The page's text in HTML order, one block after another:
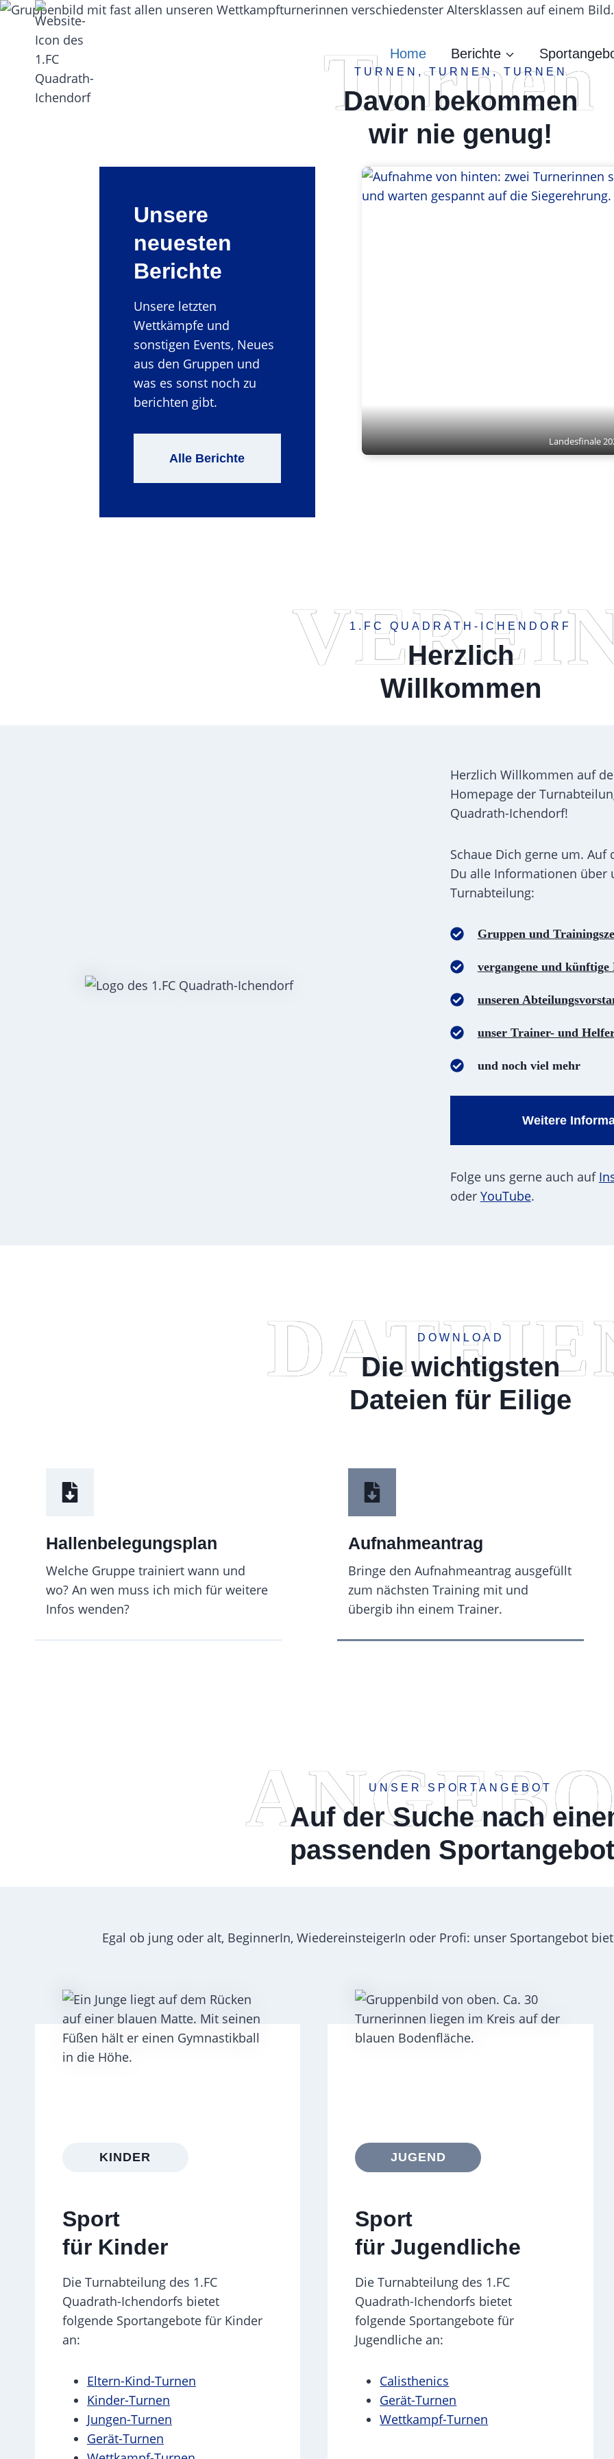
Zum
springen
Home Berichte
Turnen
TURNEN, TURNEN, TURNEN
Davon bekommen
wir nie genug!
Unsere
neuesten
Berichte
Unsere letzten
Wettkämpfe und
sonstigen Events, Neues
aus den Gruppen und
was es sonst noch zu
berichten gibt.
Alle Berichte
Landesfinale
1.FC QUADRATH-ICHENDORF
Herzlich
Willkommen
Herzlich Willkommen auf
Homepage der
Quadrath-Ichendorf!
Schaue Dich gerne um. Auf
Du alle Informationen über
Turnabteilung:
Gruppen und
vergangene und künftige
unseren
unser Trainer- und
und noch viel mehr
Weitere
Folge uns gerne auch auf
oder YouTube.
DOWNLOAD
Die wichtigsten
Dateien für Eilige
Hallenbelegungsplan
Welche Gruppe trainiert wann und
wo? An wen muss ich mich für weitere
Infos wenden?
Aufnahmeantrag
Bringe den Aufnahmeantrag ausgefüllt
zum nächsten Training mit und
übergib ihn einem Trainer.
UNSER SPORTANGEBOT
Auf der Suche nach
passenden
Egal ob jung oder alt, BeginnerIn, WiedereinsteigerIn oder Profi: unser Sportangebot
KINDER
Sport
für Kinder
Die Turnabteilung des 1.FC
Quadrath-Ichendorfs bietet
folgende Sportangebote für Kinder
an:
Eltern-Kind-Turnen
Kinder-Turnen
Jungen-Turnen
Gerät-Turnen
JUGEND
Sport
für Jugendliche
Die Turnabteilung des 1.FC
Quadrath-Ichendorfs bietet
folgende Sportangebote für
Jugendliche an:
Calisthenics
Gerät-Turnen
Wettkampf-Turnen